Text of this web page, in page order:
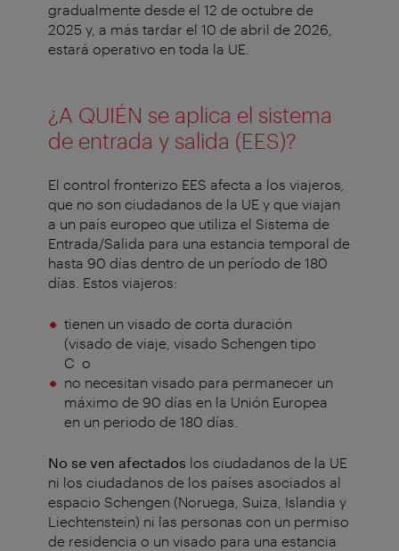
gradualmente desde el 12 de octubre de
2025 y, a más tardar el 10 de abril de 2026,
estará operativo en toda la UE.
¿A QUIÉN se aplica el sistema
de entrada y salida (EES)?
El control fronterizo EES afecta a los viajeros
que no son ciudadanos de la UE y que viajan
a un país europeo que utiliza el Sistema de
Entrada/Salida para una estancia temporal de
hasta 90 días dentro de un período de 180
días. Estos viajeros:
tienen un visado de corta duración
(visado de viaje, visado Schengen tipo
C o
no necesitan visado para permanecer un
máximo de 90 días en la Unión Europea
en un periodo de 180 días.
No se ven afectados los ciudadanos de la UE
ni los ciudadanos de los países asociados al
espacio Schengen (Noruega, Suiza, Islandia y
Liechtenstein) ni las personas con un permiso
de residencia o un visado para una estancia